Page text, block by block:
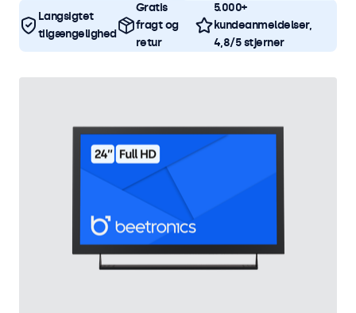
Langsigtet
tilgængelighed
Gratis
fragt og
retur
5.000+
kundeanmeldelser,
4,8/5 stjerner